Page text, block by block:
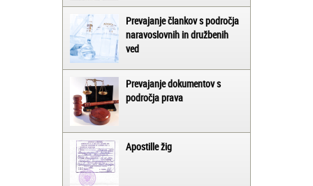
Prevajanje člankov s področja
naravoslovnih in družbenih
ved
Prevajanje dokumentov s
področja prava
Apostille žig